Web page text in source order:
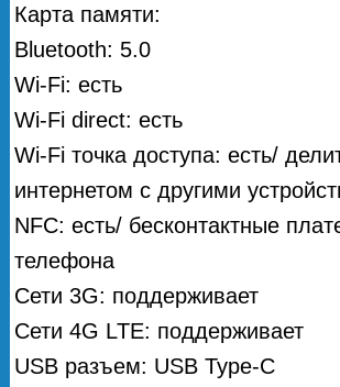
Карта памяти:
Bluetooth: 5.0
Wi-Fi: есть
Wi-Fi direct: есть
Wi-Fi точка доступа: есть/
интернетом с другими
NFC: есть/ бесконтактные
телефона
Сети 3G: поддерживает
Сети 4G LTE: поддерживает
USB разъем: USB Type-C